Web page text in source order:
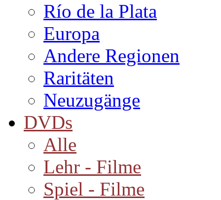
Río de la Plata
Europa
Andere Regionen
Raritäten
Neuzugänge
DVDs
Alle
Lehr - Filme
Spiel - Filme